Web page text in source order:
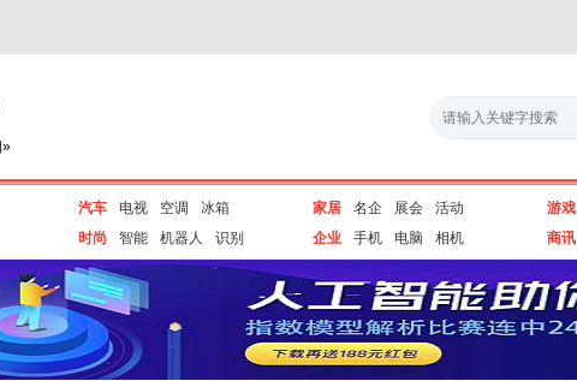
汽车 电视 空调
冰箱
时尚
智能 机器人 识别
家居 名企 展会
活动
企业
手机 电脑 相机
游戏
商讯